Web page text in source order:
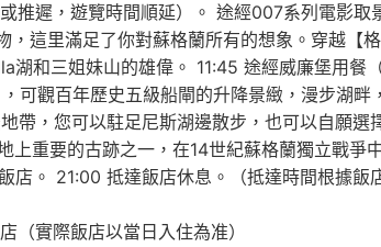
推遲，遊覽時間順延）。 途經007系列電影
這里滿足了你對蘇格蘭所有的想象。穿越【
和三姐妹山的雄偉。 11:45 途經威廉堡用餐
觀百年歷史五級船閘的升降景緻，漫步湖畔
，您可以駐足尼斯湖邊散步，也可以自願選
重要的古跡之一，在14世紀蘇格蘭獨立戰爭
。 21:00 抵達飯店休息。（抵達時間根據飯
實際飯店以當日入住為准）